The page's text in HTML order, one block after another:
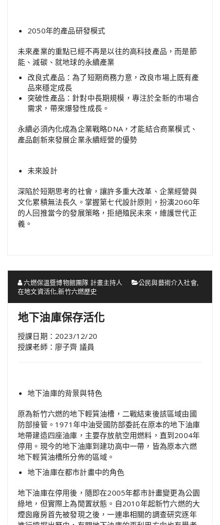
2050年的產品研發模式
未來產業的重點已經不再是以往的高科技產品，而是節
能、減碳、就地球的永續產業
改良式產品：為了短期商務力意，改良市場上既有產
品來穩定成長
突破性產品：針對中長期規模，專注於全新的市場合
需求，帶來爆發性成長。
永續必須內化成為企業戰略DNA，才能結合商業模式、
產品創新來發展企業永續經營的優勢
未來設計
深陷於短期思考的社會，讓許多重大改革、企業經營與
文化累積無法長久。掌握第七代設計原則，扮演2060年
的人回推當今的發展策略，拒絕殖民未來，維護世代正
義。
六燃保溫暨博物館團隊 計畫主持人 公民與藝術介入社會,
在地文資活化,新竹六燃歷史
地下油庫保存活化
授課日期：2023/12/20
授課老師：廖子齊 議員
地下油庫的背景與特色
原為新竹六燃的地下輕質油槽，二戰結束後該區域由國
防部接管。1971年中油受國防部委託在原本的地下油庫
地帶建造四座油庫，主要存放航空用燃料，直到2004年
停用。現今的地下油庫到建功高中一帶，皆為原本六燃
地下輕質油槽所分佈的區域。
地下油庫在都市計畫中的角色
地下油庫在停用後，隨即在2005年都市計畫變更為公園
綠地，但實際上為閒置狀態。自2010年起新竹六燃的大
煙囪廠房首先被發現之後，一連串相關的調查研究逐年